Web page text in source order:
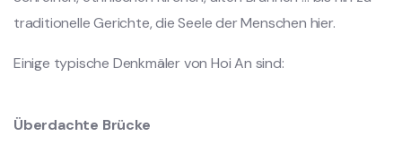
traditionelle Gerichte, die Seele der Menschen hier.
Einige typische Denkmäler von Hoi An sind:
Überdachte Brücke